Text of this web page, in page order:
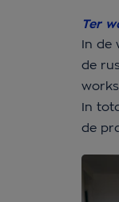
Ter
In de
de
In
de